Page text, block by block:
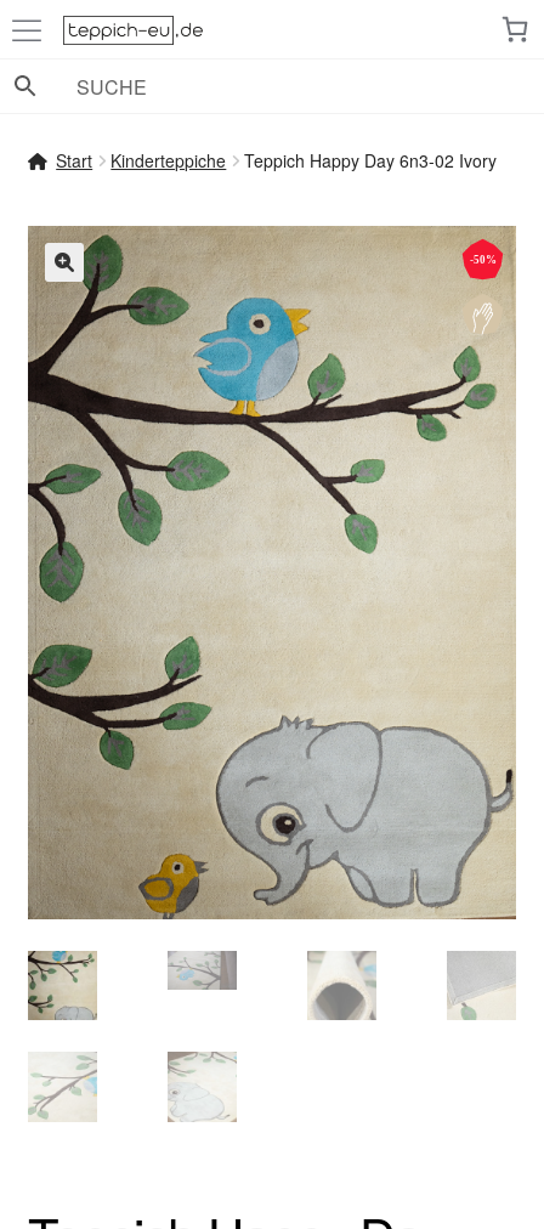
Zur
Navigation
springen
Zum
Inhalt
springen
Start Kinderteppiche Teppich Happy Day 6n3-02 Ivory
🔍
-50%